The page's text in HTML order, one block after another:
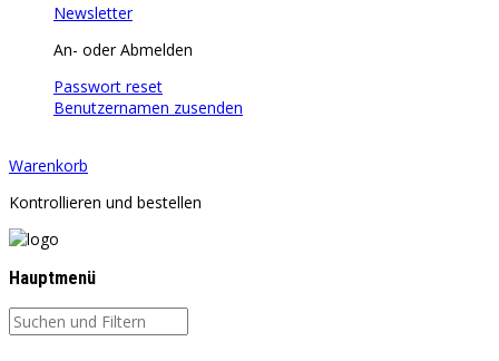
Newsletter
An- oder Abmelden
Passwort reset
Benutzernamen zusenden
Warenkorb
Kontrollieren und bestellen
Hauptmenü